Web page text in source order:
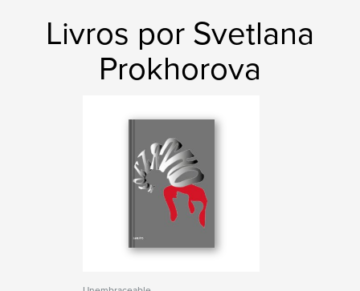
Livros por Svetlana
Prokhorova